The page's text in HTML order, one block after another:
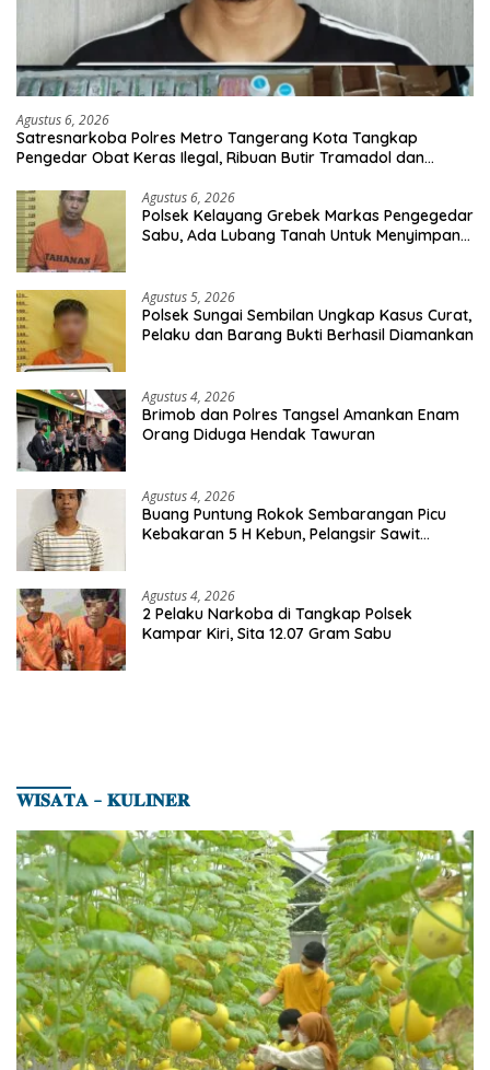
Agustus 6, 2026
Satresnarkoba Polres Metro Tangerang Kota Tangkap
Pengedar Obat Keras Ilegal, Ribuan Butir Tramadol dan
Agustus 6, 2026
Polsek Kelayang Grebek Markas Pengegedar
Sabu, Ada Lubang Tanah Untuk Menyimpan
Agustus 5, 2026
Polsek Sungai Sembilan Ungkap Kasus Curat,
Pelaku dan Barang Bukti Berhasil Diamankan
Agustus 4, 2026
Brimob dan Polres Tangsel Amankan Enam
Orang Diduga Hendak Tawuran
Agustus 4, 2026
Buang Puntung Rokok Sembarangan Picu
Kebakaran 5 H Kebun, Pelangsir Sawit
Agustus 4, 2026
2 Pelaku Narkoba di Tangkap Polsek
Kampar Kiri, Sita 12.07 Gram Sabu
𝐖𝐈𝐒𝐀𝐓𝐀 – 𝐊𝐔𝐋𝐈𝐍𝐄𝐑